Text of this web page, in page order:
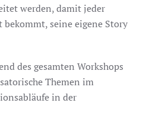
werden, damit jeder
seine eigene Story
des gesamten Workshops
Themen im
in der